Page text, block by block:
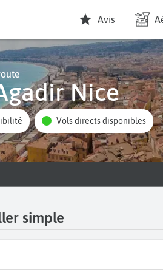
Avis
Nice
Vols directs disponibles
simple